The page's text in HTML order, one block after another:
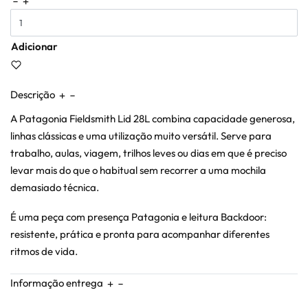
Adicionar
Descrição
A Patagonia Fieldsmith Lid 28L combina capacidade generosa,
linhas clássicas e uma utilização muito versátil. Serve para
trabalho, aulas, viagem, trilhos leves ou dias em que é preciso
levar mais do que o habitual sem recorrer a uma mochila
demasiado técnica.
É uma peça com presença Patagonia e leitura Backdoor:
resistente, prática e pronta para acompanhar diferentes
ritmos de vida.
Informação entrega